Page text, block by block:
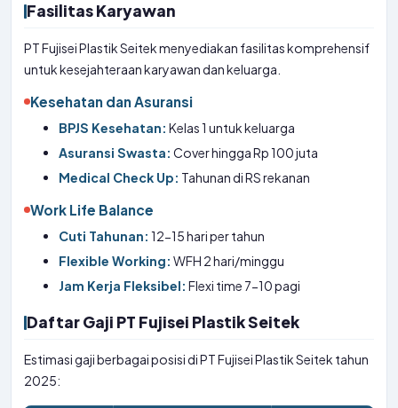
Fasilitas Karyawan
PT Fujisei Plastik Seitek menyediakan fasilitas komprehensif
untuk kesejahteraan karyawan dan keluarga.
Kesehatan dan Asuransi
BPJS Kesehatan: Kelas 1 untuk keluarga
Asuransi Swasta: Cover hingga Rp 100 juta
Medical Check Up: Tahunan di RS rekanan
Work Life Balance
Cuti Tahunan: 12-15 hari per tahun
Flexible Working: WFH 2 hari/minggu
Jam Kerja Fleksibel: Flexi time 7-10 pagi
Daftar Gaji PT Fujisei Plastik Seitek
Estimasi gaji berbagai posisi di PT Fujisei Plastik Seitek tahun
2025: